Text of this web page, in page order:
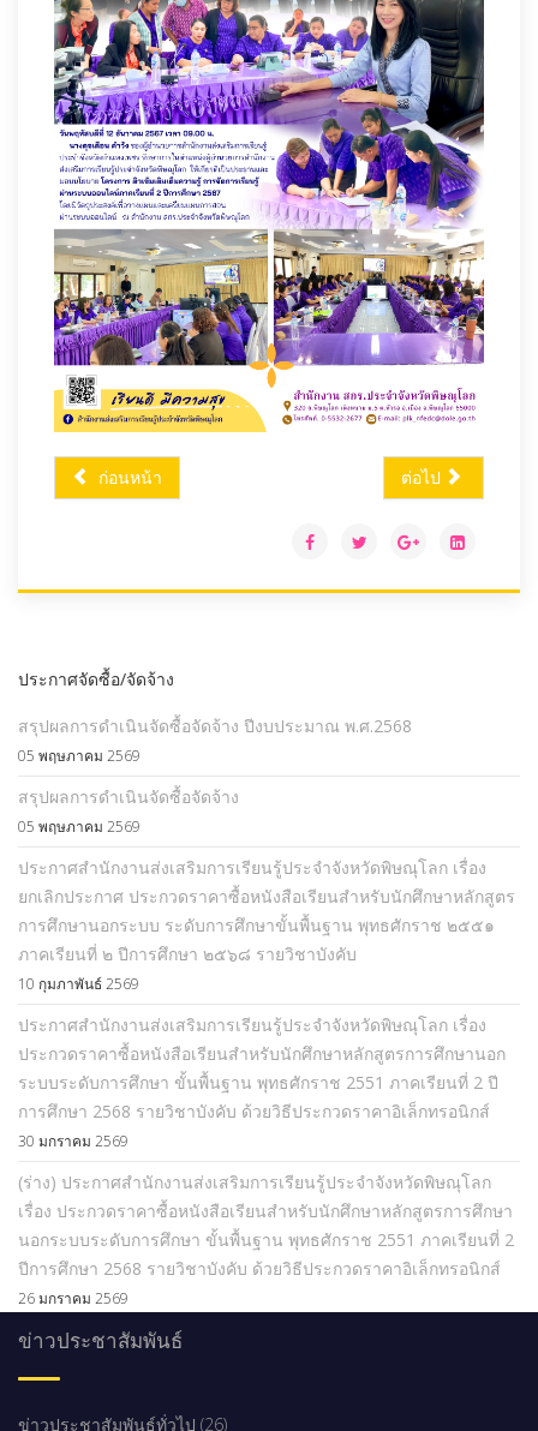
ก่อนหน้า ต่อไป
ประกาศจัดซื้อ/จัดจ้าง
สรุปผลการดำเนินจัดซื้อจัดจ้าง ปีงบประมาณ พ.ศ.2568
05 พฤษภาคม 2569
สรุปผลการดำเนินจัดซื้อจัดจ้าง
05 พฤษภาคม 2569
ประกาศสำนักงานส่งเสริมการเรียนรู้ประจำจังหวัดพิษณุโลก เรื่อง
ยกเลิกประกาศ ประกวดราคาซื้อหนังสือเรียนสำหรับนักศึกษาหลักสูตร
การศึกษานอกระบบ ระดับการศึกษาขั้นพื้นฐาน พุทธศักราช ๒๕๕๑
ภาคเรียนที่ ๒ ปีการศึกษา ๒๕๖๘ รายวิชาบังคับ
10 กุมภาพันธ์ 2569
ประกาศสำนักงานส่งเสริมการเรียนรู้ประจำจังหวัดพิษณุโลก เรื่อง
ประกวดราคาซื้อหนังสือเรียนสำหรับนักศึกษาหลักสูตรการศึกษานอก
ระบบระดับการศึกษา ขั้นพื้นฐาน พุทธศักราช 2551 ภาคเรียนที่ 2 ปี
การศึกษา 2568 รายวิชาบังคับ ด้วยวิธีประกวดราคาอิเล็กทรอนิกส์
30 มกราคม 2569
(ร่าง) ประกาศสำนักงานส่งเสริมการเรียนรู้ประจำจังหวัดพิษณุโลก
เรื่อง ประกวดราคาซื้อหนังสือเรียนสำหรับนักศึกษาหลักสูตรการศึกษา
นอกระบบระดับการศึกษา ขั้นพื้นฐาน พุทธศักราช 2551 ภาคเรียนที่ 2
ปีการศึกษา 2568 รายวิชาบังคับ ด้วยวิธีประกวดราคาอิเล็กทรอนิกส์
26 มกราคม 2569
ข่าวประชาสัมพันธ์
ข่าวประชาสัมพันธ์ทั่วไป (26)